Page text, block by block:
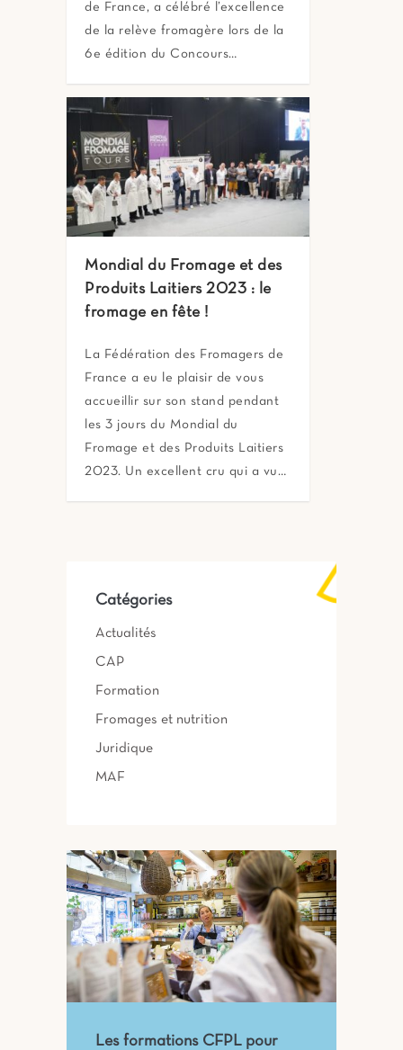
de France, a célébré l’excellence
de la relève fromagère lors de la
6e édition du Concours…
Mondial du Fromage et des
Produits Laitiers 2023 : le
fromage en fête !
La Fédération des Fromagers de
France a eu le plaisir de vous
accueillir sur son stand pendant
les 3 jours du Mondial du
Fromage et des Produits Laitiers
2023. Un excellent cru qui a vu…
Catégories
Actualités
CAP
Formation
Fromages et nutrition
Juridique
MAF
Les formations CFPL pour